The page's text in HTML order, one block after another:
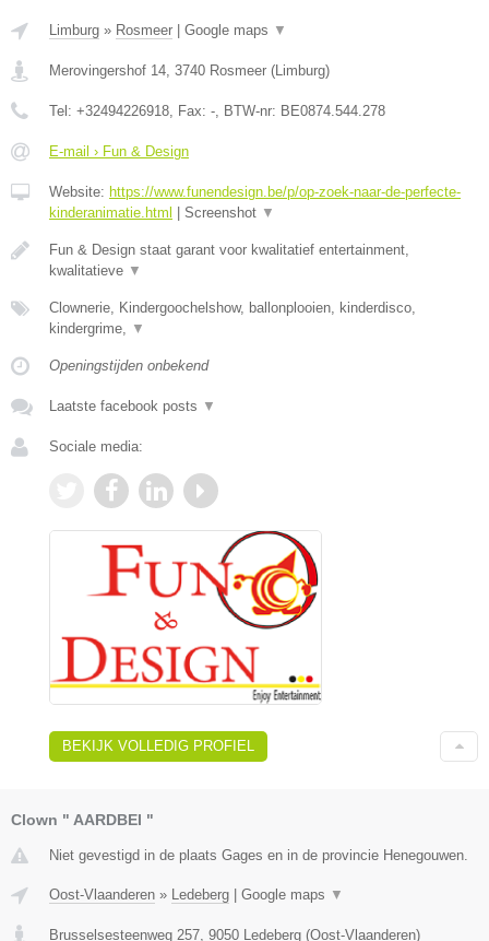
Limburg » Rosmeer | Google maps ▼
Merovingershof 14 3740 Rosmeer (Limburg)
Tel: +32494226918 , Fax: - , BTW-nr: BE0874.544.278
E-mail › Fun & Design
Website: https://www.funendesign.be/p/op-zoek-naar-de-perfecte-
kinderanimatie.html | Screenshot ▼
Fun & Design staat garant voor kwalitatief entertainment,
kwalitatieve ▼
Clownerie, Kindergoochelshow, ballonplooien, kinderdisco,
kindergrime,
▼
Openingstijden onbekend
Laatste facebook posts ▼
Sociale media:
BEKIJK VOLLEDIG PROFIEL
Clown " AARDBEI "
Niet gevestigd in de plaats Gages en in de provincie Henegouwen.
Oost-Vlaanderen » Ledeberg Google maps ▼
Brusselsesteenweg 257, 9050 Ledeberg (Oost-Vlaanderen)